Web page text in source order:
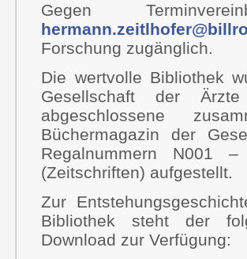
Gegen
Forschung zugänglich.
Die wertvolle Bibliothek
Gesellschaft der
abgeschlossene
Büchermagazin der
Regalnummern N001
(Zeitschriften) aufgestellt.
Zur
Bibliothek steht der
Download zur Verfügung: